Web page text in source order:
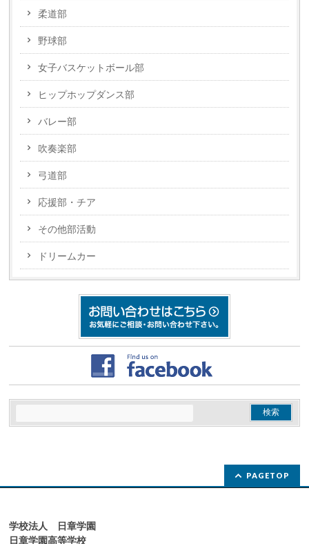
柔道部
野球部
女子バスケットボール部
ヒップホップダンス部
バレー部
吹奏楽部
弓道部
応援部・チア
その他部活動
ドリームカー
PAGETOP
学校法人 日章学園
日章学園高等学校